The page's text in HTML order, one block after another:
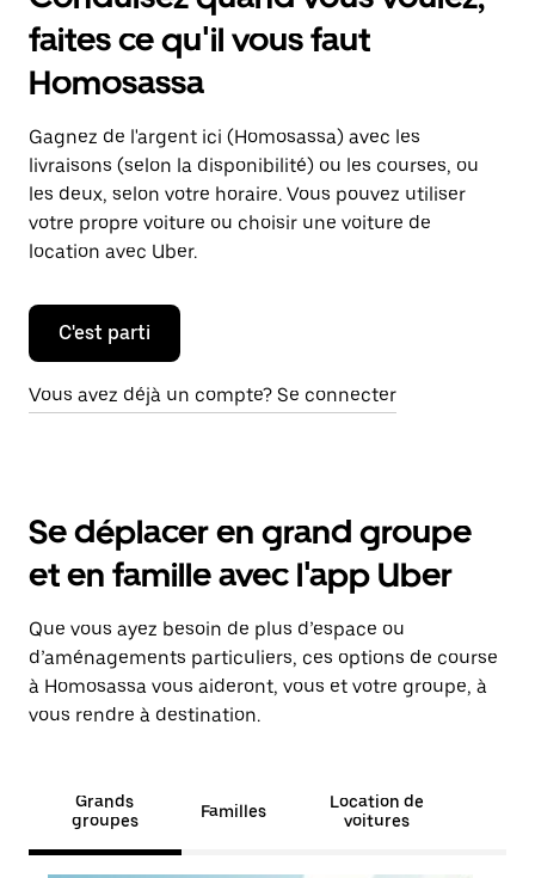
faites ce qu'il vous faut
Homosassa
Gagnez de l'argent ici (Homosassa) avec les
livraisons (selon la disponibilité) ou les courses, ou
les deux, selon votre horaire. Vous pouvez utiliser
votre propre voiture ou choisir une voiture de
location avec Uber.
C'est parti
Vous avez déjà un compte? Se connecter
Se déplacer en grand groupe
et en famille avec l'app Uber
Que vous ayez besoin de plus d’espace ou
d’aménagements particuliers, ces options de course
à Homosassa vous aideront, vous et votre groupe, à
vous rendre à destination.
Grands
groupes
Familles
Location de
voitures